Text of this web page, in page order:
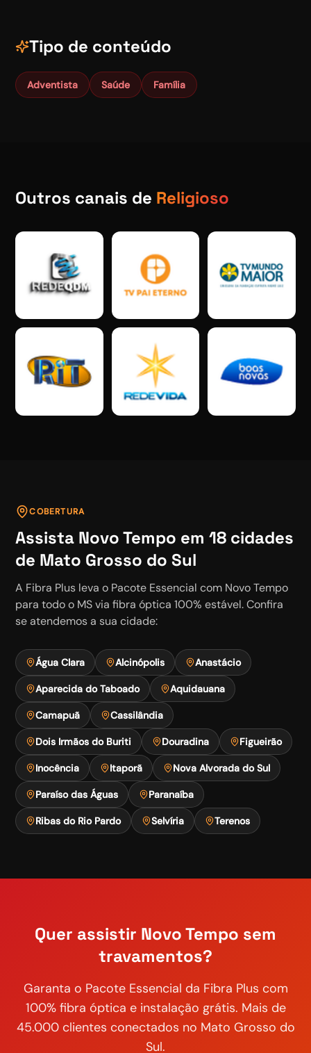
Tipo de conteúdo
Adventista Saúde Família
Outros canais de Religioso
COBERTURA
Assista Novo Tempo em18 cidades
de Mato Grosso do Sul
A Fibra Plus leva o Pacote Essencial com Novo Tempo
para todo o MS via fibra óptica 100% estável. Confira
se atendemos a sua cidade:
Água Clara Alcinópolis Anastácio
Aparecida do Taboado Aquidauana
Camapuã Cassilândia
Dois Irmãos do Buriti Douradina Figueirão
Inocência Itaporã Nova Alvorada do Sul
Paraíso das Águas Paranaíba
Ribas do Rio Pardo Selvíria Terenos
Quer assistir Novo Tempo sem
travamentos?
Garanta o Pacote Essencial da Fibra Plus com
100% fibra óptica e instalação grátis. Mais de
45.000 clientes conectados no Mato Grosso do
Sul.